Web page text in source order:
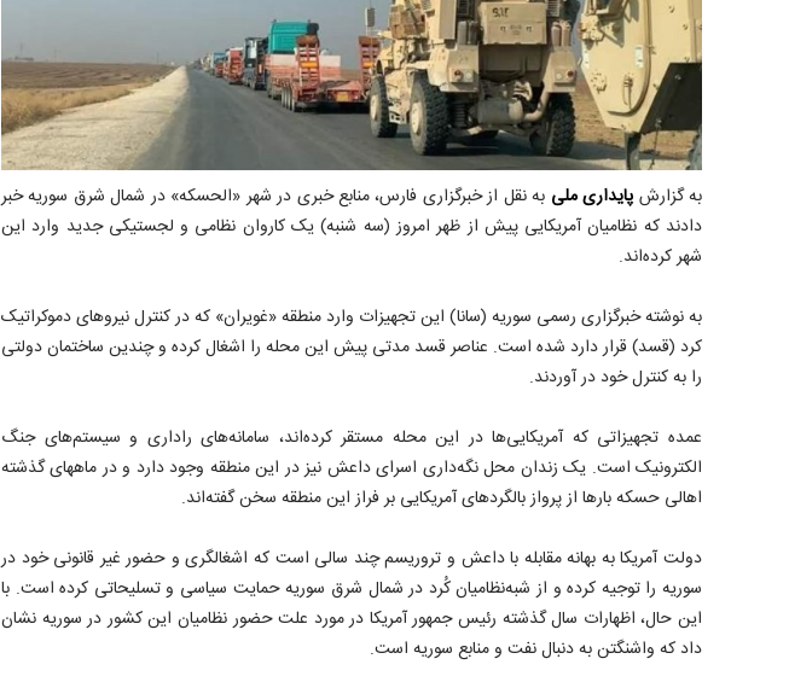
به گزارش پایداری ملی به نقل از خبرگزاری فارس، منابع خبری در شهر «الحسکه» در شمال شرق سوریه خبر
دادند که نظامیان آمریکایی پیش از ظهر امروز (سه شنبه) یک کاروان نظامی و لجستیکی جدید وارد این
شهر کرده‌اند.
به نوشته خبرگزاری رسمی سوریه (سانا) این تجهیزات وارد منطقه «غویران» که در کنترل نیروهای دموکراتیک
کرد (قسد) قرار دارد شده است. عناصر قسد مدتی پیش این محله را اشغال کرده و چندین ساختمان دولتی
را به کنترل خود در آوردند.
عمده تجهیزاتی که آمریکایی‌ها در این محله مستقر کرده‌اند، سامانه‌های راداری و سیستم‌های جنگ
الکترونیک است. یک زندان محل نگه‌داری اسرای داعش نیز در این منطقه وجود دارد و در ماههای گذشته
اهالی حسکه بارها از پرواز بالگردهای آمریکایی بر فراز این منطقه سخن گفته‌اند.
دولت آمریکا به بهانه مقابله با داعش و تروریسم چند سالی است که اشغالگری و حضور غیر قانونی خود در
سوریه را توجیه کرده و از شبه‌نظامیان کُرد در شمال شرق سوریه حمایت سیاسی و تسلیحاتی کرده است. با
این حال، اظهارات سال گذشته رئیس جمهور آمریکا در مورد علت حضور نظامیان این کشور در سوریه نشان
داد که واشنگتن به دنبال نفت و منابع سوریه است.